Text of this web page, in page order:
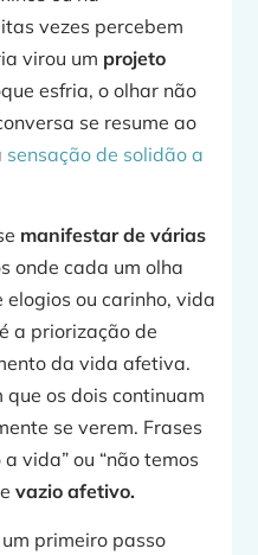
vezes percebem
virou um projeto
esfria, o olhar não
se resume ao
sensação de solidão a
manifestar de várias
onde cada um olha
ou carinho, vida
a priorização de
da vida afetiva.
que os dois continuam
se verem. Frases
vida” ou “não temos
vazio afetivo.
primeiro passo